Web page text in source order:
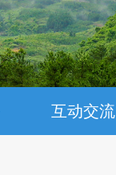
互动交流